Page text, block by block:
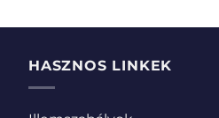
HASZNOS LINKEK